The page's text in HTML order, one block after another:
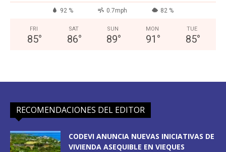
92 % 0.7mph 82 %
FRI
85°
SAT
86°
SUN
89°
MON
91 °
TUE
85°
RECOMENDACIONES DEL EDITOR
CODEVI ANUNCIA NUEVAS INICIATIVAS DE
VIVIENDA ASEQUIBLE EN VIEQUES